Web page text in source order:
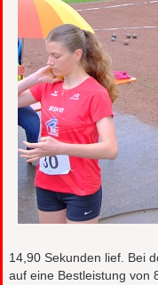
14,90 Sekunden lief. Bei
auf eine Bestleistung von